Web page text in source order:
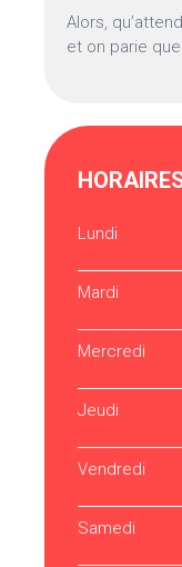
Alors,
et on parie
Lundi
Mardi
Mercredi
Jeudi
Vendredi
Samedi